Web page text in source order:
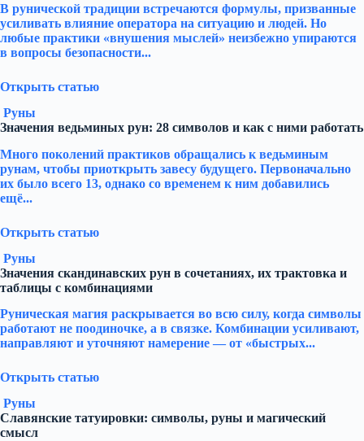
В рунической традиции встречаются формулы, призванные
усиливать влияние оператора на ситуацию и людей. Но
любые практики «внушения мыслей» неизбежно упираются
в вопросы безопасности...
Открыть статью
Руны
Значения ведьминых рун: 28 символов и как с ними работать
Много поколений практиков обращались к ведьминым
рунам, чтобы приоткрыть завесу будущего. Первоначально
их было всего 13, однако со временем к ним добавились
ещё...
Открыть статью
Руны
Значения скандинавских рун в сочетаниях, их трактовка и
таблицы с комбинациями
Руническая магия раскрывается во всю силу, когда символы
работают не поодиночке, а в связке. Комбинации усиливают,
направляют и уточняют намерение — от «быстрых...
Открыть статью
Руны
Славянские татуировки: символы, руны и магический
смысл